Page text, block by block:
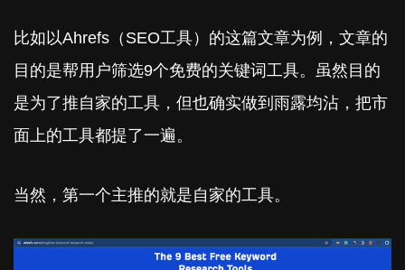
比如以Ahrefs（SEO工具）的这篇文章为例，文章的
目的是帮用户筛选9个免费的关键词工具。虽然目的
是为了推自家的工具，但也确实做到雨露均沾，把市
面上的工具都提了一遍。
当然，第一个主推的就是自家的工具。